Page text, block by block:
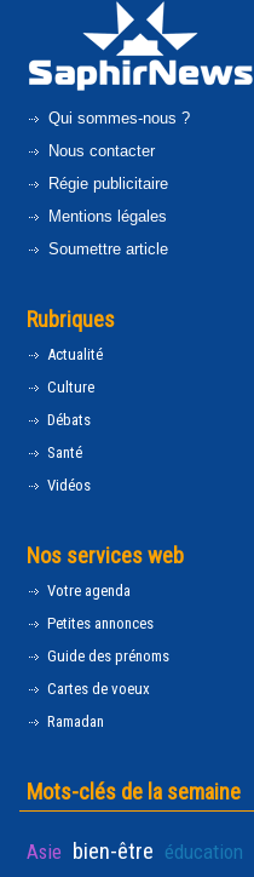
Qui sommes-nous ?
Nous contacter
Régie publicitaire
Mentions légales
Soumettre article
Rubriques
Actualité
Culture
Débats
Santé
Vidéos
Nos services web
Votre agenda
Petites annonces
Guide des prénoms
Cartes de voeux
Ramadan
Mots-clés de la semaine
Asie bien-être éducation